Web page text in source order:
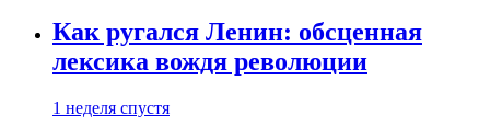
Как ругался Ленин: обсценная
лексика вождя революции
1 неделя спустя